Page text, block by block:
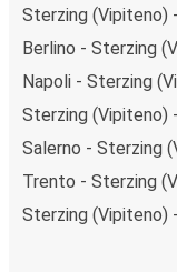
Sterzing (Vipiteno)
Berlino - Sterzing
Napoli - Sterzing
Sterzing (Vipiteno)
Salerno - Sterzing
Trento - Sterzing
Sterzing (Vipiteno)